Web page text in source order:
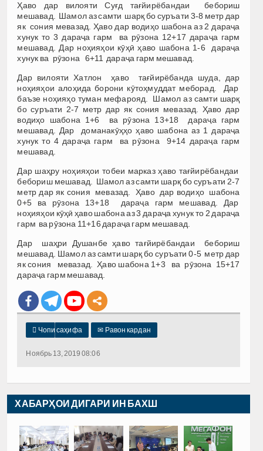
Ҳаво дар вилояти Суғд тағйирёбандаи бебориш
мешавад. Шамол аз самти шарқ бо суръати 3-8 метр дар
як сония мевазад. Ҳаво дар водиҳо шабона аз 2 дараҷа
хунук то 3 дараҷа гарм ва рӯзона 12+17 дараҷа гарм
мешавад. Дар ноҳияҳои кӯҳӣ ҳаво шабона 1-6 дараҷа
хунук ва рӯзона 6+11 дараҷа гарм мешавад.
Дар вилояти Хатлон ҳаво тағйирёбанда шуда, дар
ноҳияҳои алоҳида борони кӯтоҳмуддат меборад. Дар
баъзе ноҳияҳо туман мефарояд. Шамол аз самти шарқ
бо суръати 2-7 метр дар як сония мевазад. Ҳаво дар
водиҳо шабона 1+6 ва рӯзона 13+18 дараҷа гарм
мешавад. Дар доманакӯҳҳо ҳаво шабона аз 1 дараҷа
хунук то 4 дараҷа гарм ва рӯзона 9+14 дараҷа гарм
мешавад.
Дар шаҳру ноҳияҳои тобеи марказ ҳаво тағйирёбандаи
бебориш мешавад. Шамол аз самти шарқ бо суръати 2-7
метр дар як сония мевазад. Ҳаво дар водиҳо шабона
0+5 ва рӯзона 13+18 дараҷа гарм мешавад. Дар
ноҳияҳои кӯҳӣ ҳаво шабона аз 3 дараҷа хунук то 2 дараҷа
гарм ва рӯзона 11+16 дараҷа гарм мешавад.
Дар шаҳри Душанбе ҳаво тағйирёбандаи бебориш
мешавад. Шамол аз самти шарқ бо суръати 0-5 метр дар
як сония мевазад. Ҳаво шабона 1+3 ва рӯзона 15+17
дараҷа гарм мешавад.
 Чопи саҳифа ✉ Равон кардан
Ноябрь 13, 2019 08:06
ХАБАРҲОИ ДИГАРИ ИН БАХШ